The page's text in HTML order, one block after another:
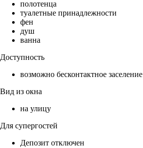
полотенца
туалетные принадлежности
фен
душ
ванна
Доступность
возможно бесконтактное заселение
Вид из окна
на улицу
Для супергостей
Депозит отключен